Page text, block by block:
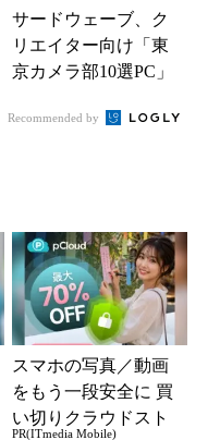
サードウェーブ、ク
リエイター向け「東
京カメラ部10選PC」
ューアル
Recommended by
スマホの写真／動画
をもう一段安全に 買
い切りクラウドスト
PR(ITmedia Mobile)